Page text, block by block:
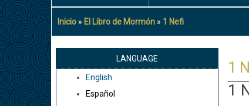
Sobrescribir
enlaces
ayuda
Inicio El Libro de Mormón 1 Nefi
LANGUAGE
English
Español
1
1